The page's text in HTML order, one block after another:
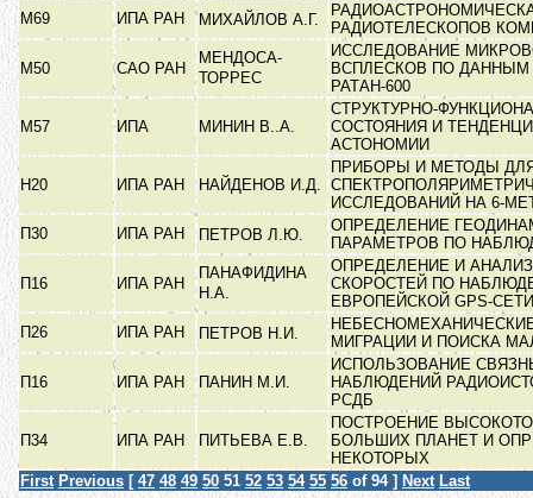
М69
ИПА РАН МИХАЙЛОВ А.Г.
РАДИОТЕЛЕСКОПОВ
М50 САО РАН
МЕНДОСА-
ТОРРЕС
ИССЛЕДОВАНИЕ
ВСПЛЕСКОВ ПО
РАТАН-600
М57 ИПА МИНИН В..А.
СТРУКТУРНО-
СОСТОЯНИЯ И
АСТОНОМИИ
Н20 ИПА РАН НАЙДЕНОВ И.Д.
ПРИБОРЫ И МЕТОДЫ
ИССЛЕДОВАНИЙ НА 6-
П30
ИПА РАН ПЕТРОВ Л.Ю.
ОПРЕДЕЛЕНИЕ
ПАРАМЕТРОВ ПО
П16 ИПА РАН
ПАНАФИДИНА
Н.А.
ОПРЕДЕЛЕНИЕ И
СКОРОСТЕЙ ПО
ЕВРОПЕЙСКОЙ GPS-
П26
ИПА РАН ПЕТРОВ Н.И.
МИГРАЦИИ И ПОИСКА
П16 ИПА РАН ПАНИН М.И.
ИСПОЛЬЗОВАНИЕ
НАБЛЮДЕНИЙ
РСДБ
П34 ИПА РАН ПИТЬЕВА Е.В.
ПОСТРОЕНИЕ
БОЛЬШИХ ПЛАНЕТ И
НЕКОТОРЫХ
First Previous [ 47 48 49 50 51 52 53 54 55 56 of 94 ] Next Last